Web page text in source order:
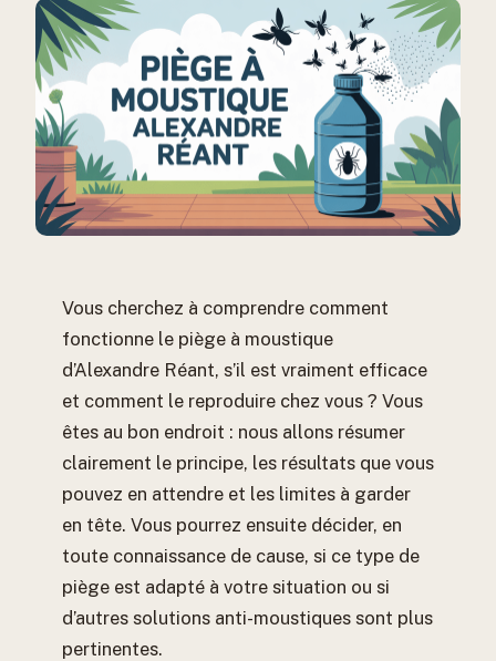
Vous cherchez à comprendre comment
fonctionne le piège à moustique
d’Alexandre Réant, s’il est vraiment efficace
et comment le reproduire chez vous ? Vous
êtes au bon endroit : nous allons résumer
clairement le principe, les résultats que vous
pouvez en attendre et les limites à garder
en tête. Vous pourrez ensuite décider, en
toute connaissance de cause, si ce type de
piège est adapté à votre situation ou si
d’autres solutions anti-moustiques sont plus
pertinentes.